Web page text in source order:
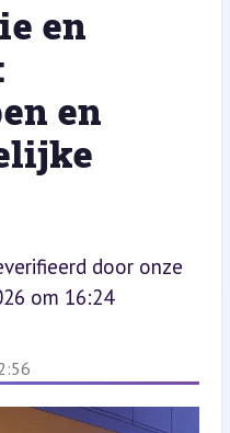
en
en
door onze
om 16:24